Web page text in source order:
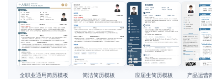
面试自我介绍
AI 职场工具 New
简历模板
简历教程
查看模板
全职业通用简历模板
查看模板
简洁简历模板
查看模板
应届生简历模板
查看模板
产品运营简